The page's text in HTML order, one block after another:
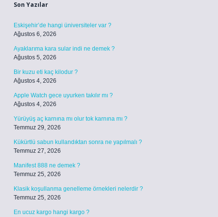
Son Yazılar
Eskişehir’de hangi üniversiteler var ?
Ağustos 6, 2026
Ayaklarıma kara sular indi ne demek ?
Ağustos 5, 2026
Bir kuzu eti kaç kilodur ?
Ağustos 4, 2026
Apple Watch gece uyurken takılır mı ?
Ağustos 4, 2026
Yürüyüş aç karnına mı olur tok karnına mı ?
Temmuz 29, 2026
Kükürtlü sabun kullandıktan sonra ne yapılmalı ?
Temmuz 27, 2026
Manifest 888 ne demek ?
Temmuz 25, 2026
Klasik koşullanma genelleme örnekleri nelerdir ?
Temmuz 25, 2026
En ucuz kargo hangi kargo ?